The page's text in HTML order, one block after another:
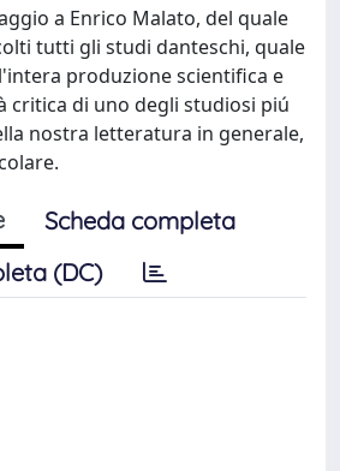
a Enrico Malato, del quale
tutti gli studi danteschi, quale
produzione scientifica e
critica di uno degli studiosi piú
nostra letteratura in generale,
Scheda completa
(DC)